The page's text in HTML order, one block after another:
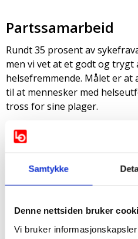
Samtykke
Denne nettsiden bruker
Vi bruker
Partssamarbeid
Rundt 35 prosent av
men vi vet at et godt og trygt
helsefremmende. Målet er at
til at mennesker med
tross for sine plager.
Forskning viser at det lokale
avgjørende betydning for
arbeidsmiljø. Vi vil at IA-
legger til rette for at
– Arbeidsmiljø handler om
bunnlinjen og
sykefraværsdebatten